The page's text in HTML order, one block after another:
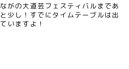
ながの大道芸フェスティバルまであ
と少し！すでにタイムテーブルは出
ていますよ！